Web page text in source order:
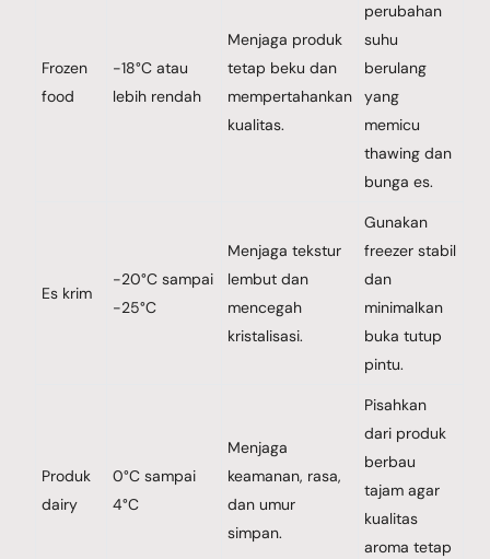
Frozen
food
-18°C atau
lebih rendah
Menjaga produk
tetap beku dan
mempertahankan
kualitas.
perubahan
suhu
berulang
yang
memicu
thawing dan
bunga es.
Es krim
-20°C sampai
-25°C
Menjaga tekstur
lembut dan
mencegah
kristalisasi.
Gunakan
freezer stabil
dan
minimalkan
buka tutup
pintu.
Produk
dairy
0°C sampai
4°C
Menjaga
keamanan, rasa,
dan umur
simpan.
Pisahkan
dari produk
berbau
tajam agar
kualitas
aroma tetap